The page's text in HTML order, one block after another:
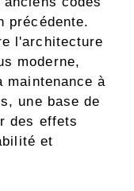
précédente.
l'architecture
moderne,
maintenance à
une base de
des effets
et